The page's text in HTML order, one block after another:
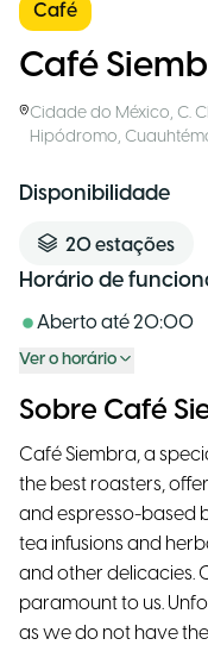
Café
Café
Cidade do México, C.
Hipódromo,
Disponibilidade
20estações
Horário de
Aberto até20:00
Ver o horário
Sobre Café
Café Siembra, a
the best roasters,
and espresso-based
tea infusions and
and other delicacies.
paramount to us.
as we do not have